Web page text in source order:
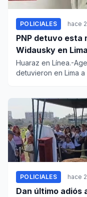
POLICIALES hace
PNP detuvo esta
Widausky en
belga
Huaraz en Línea.-
detuvieron en Lima
POLICIALES hace
Dan último adiós